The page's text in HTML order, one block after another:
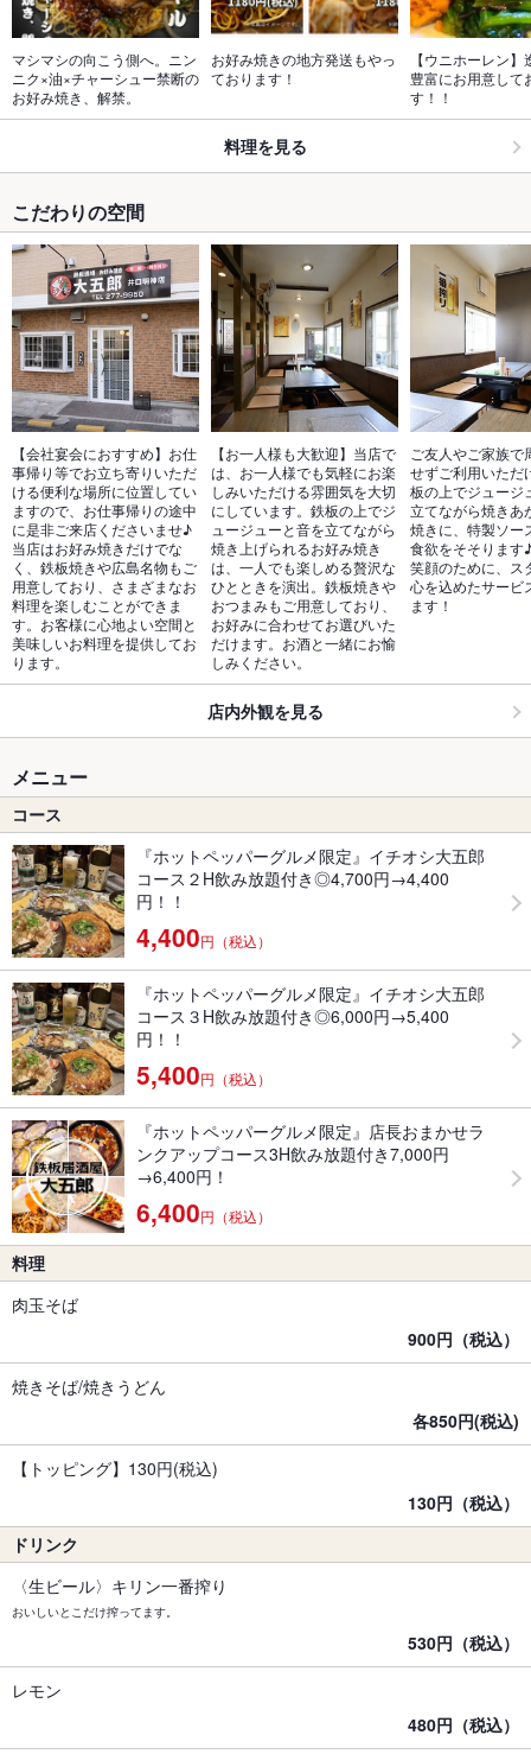
マシマシの向こう側へ。ニン
ニク×油×チャーシュー禁断の
お好み焼き、解禁。
お好み焼きの地方発送もやっ
ております！
【ウニホーレン
豊富にお用意して
す！！
料理を見る
こだわりの空間
【会社宴会におすすめ】お仕
事帰り等でお立ち寄りいただ
ける便利な場所に位置してい
ますので、お仕事帰りの途中
に是非ご来店くださいませ♪
当店はお好み焼きだけでな
く、鉄板焼きや広島名物もご
用意しており、さまざまなお
料理を楽しむことができま
す。お客様に心地よい空間と
美味しいお料理を提供してお
ります。
【お一人様も大歓迎】当店で
は、お一人様でも気軽にお楽
しみいただける雰囲気を大切
にしています。鉄板の上でジ
ュージューと音を立てながら
焼き上げられるお好み焼き
は、一人でも楽しめる贅沢な
ひとときを演出。鉄板焼きや
おつまみもご用意しており、
お好みに合わせてお選びいた
だけます。お酒と一緒にお愉
しみください。
ご友人やご家族で
せずご利用いただ
板の上でジュージ
立てながら焼きあ
焼きに、特製ソー
食欲をそそります
笑顔のために、ス
心を込めたサービ
ます！
店内外観を見る
メニュー
コース
『ホットペッパーグルメ限定』イチオシ大五郎
コース２H飲み放題付き◎4,700円→4,400
円！！
4,400円（税込）
『ホットペッパーグルメ限定』イチオシ大五郎
コース３H飲み放題付き◎6,000円→5,400
円！！
5,400円（税込）
『ホットペッパーグルメ限定』店長おまかせラ
ンクアップコース3H飲み放題付き7,000円
→6,400円！
6,400円（税込）
料理
肉玉そば
900円（税込）
焼きそば/焼きうどん
各850円(税込)
【トッピング】130円(税込)
130円（税込）
ドリンク
〈生ビール〉キリン一番搾り
おいしいとこだけ搾ってます。
530円（税込）
レモン
480円（税込）